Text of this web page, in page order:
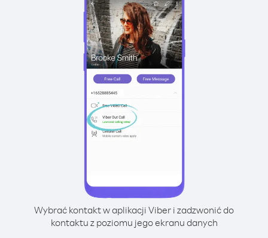
Wybrać kontakt w aplikacji Viber i zadzwonić do
kontaktu z poziomu jego ekranu danych